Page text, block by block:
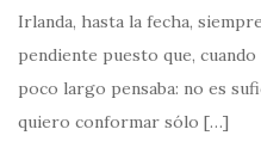
Irlanda, hasta la fecha,
pendiente puesto que,
poco largo pensaba: no es
quiero conformar sólo […]